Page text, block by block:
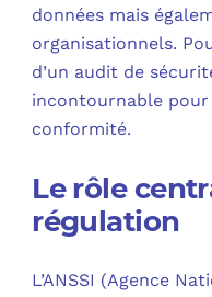
données mais
organisationnels.
d’un audit de
incontournable
conformité.
Le rôle
régulation
L’ANSSI (Agence